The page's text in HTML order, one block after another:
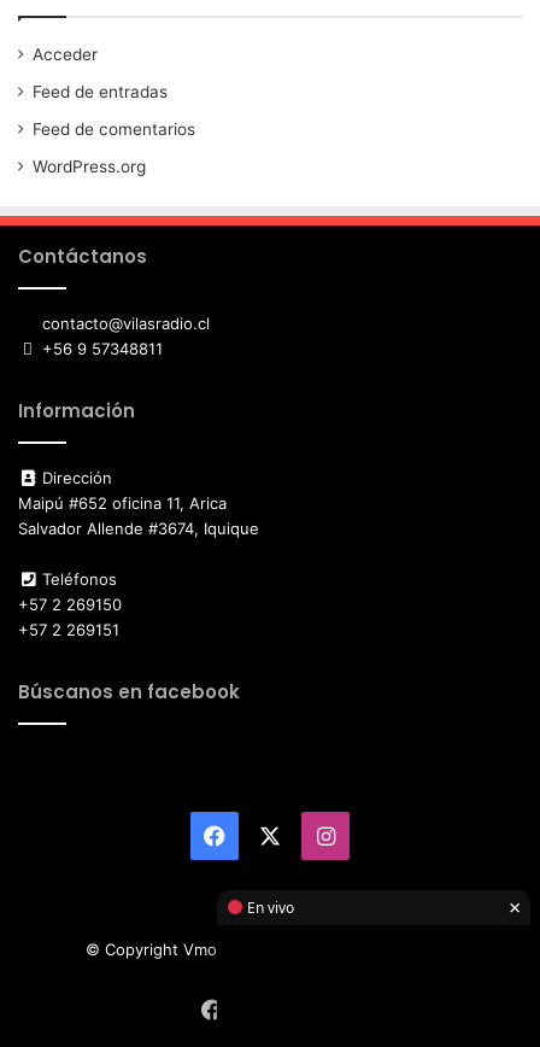
Acceder
Feed de entradas
Feed de comentarios
WordPress.org
Contáctanos
contacto@vilasradio.cl
+56 9 57348811
Información
Dirección
Maipú #652 oficina 11, Arica
Salvador Allende #3674, Iquique
Teléfonos
+57 2 269150
+57 2 269151
Búscanos en facebook
Facebook Instagram
© Copyright Vmotor TI 2026, All Rights Reserved
En vivo ×